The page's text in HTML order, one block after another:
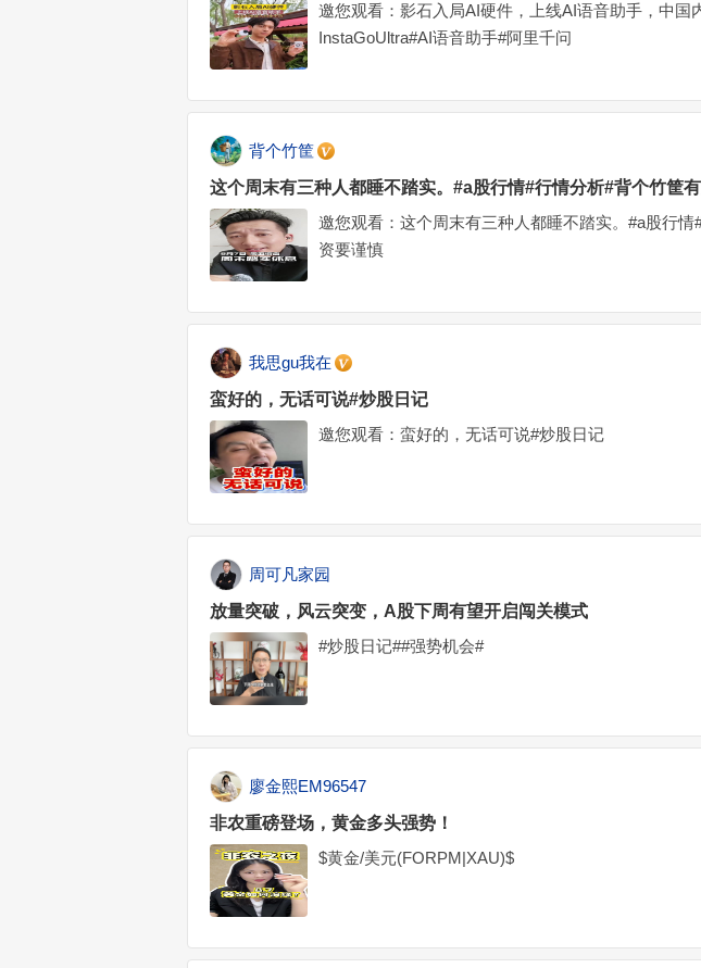
邀您观看：影石入局AI硬件，上线AI语音助手，中国
InstaGoUltra#AI语音助手#阿里千问
背个竹筐
这个周末有三种人都睡不踏实。#a股行情#行情分析#背个竹筐
邀您观看：这个周末有三种人都睡不踏实。#a股行
资要谨慎
我思gu我在
蛮好的，无话可说#炒股日记
邀您观看：蛮好的，无话可说#炒股日记
周可凡家园
放量突破，风云突变，A股下周有望开启闯关模式
#炒股日记##强势机会#
廖金熙EM96547
非农重磅登场，黄金多头强势！
$黄金/美元(FORPM|XAU)$